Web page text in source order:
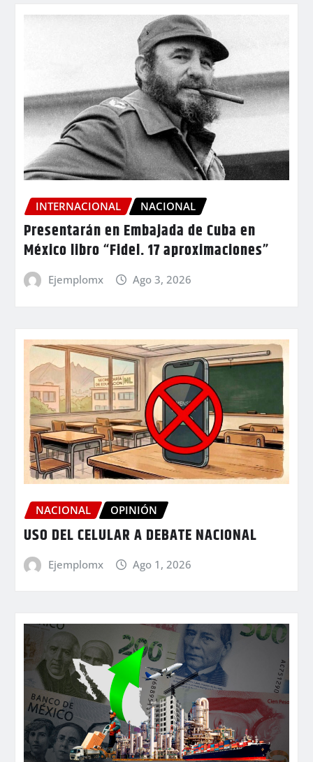
INTERNACIONAL NACIONAL
Presentarán en Embajada de Cuba en
México libro “Fidel. 17 aproximaciones”
Ejemplomx Ago 3, 2026
NACIONAL OPINIÓN
USO DEL CELULAR A DEBATE NACIONAL
Ejemplomx Ago 1, 2026